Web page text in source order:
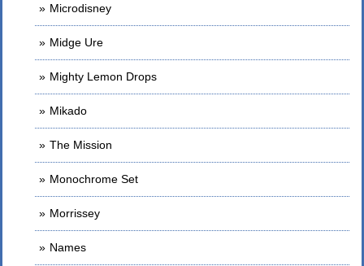
Microdisney
Midge Ure
Mighty Lemon Drops
Mikado
The Mission
Monochrome Set
Morrissey
Names